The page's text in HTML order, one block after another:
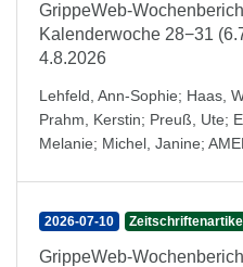
GrippeWeb-
Kalenderwoche 28−31
4.8.2026
Lehfeld, Ann-Sophie; Haas,
Prahm, Kerstin; Preuß, Ute;
Melanie; Michel, Janine;
2026-07-10 Zeitschriftenartikel
GrippeWeb-